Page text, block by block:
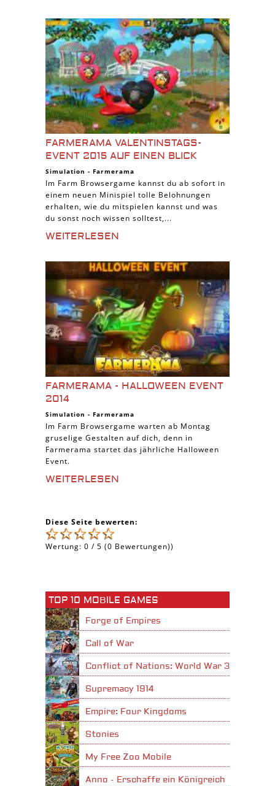
FARMERAMA VALENTINSTAGS-
EVENT 2015 AUF EINEN BLICK
Simulation - Farmerama
Im Farm Browsergame kannst du ab sofort in
einem neuen Minispiel tolle Belohnungen
erhalten, wie du mitspielen kannst und was
du sonst noch wissen solltest,...
WEITERLESEN
FARMERAMA - HALLOWEEN EVENT
2014
Simulation - Farmerama
Im Farm Browsergame warten ab Montag
gruselige Gestalten auf dich, denn in
Farmerama startet das jährliche Halloween
Event.
WEITERLESEN
Diese Seite bewerten:
Wertung: 0 / 5 (0 Bewertungen))
TOP 10 MOBILE GAMES
Forge of Empires
Call of War
Conflict of Nations: World War 3
Supremacy 1914
Empire: Four Kingdoms
Stonies
My Free Zoo Mobile
Anno - Erschaffe ein Königreich